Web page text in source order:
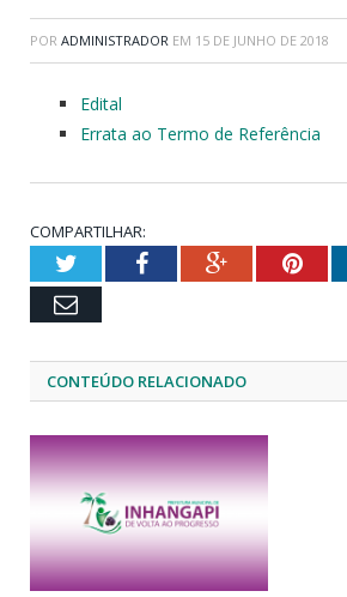
POR ADMINISTRADOR EM 15 DE JUNHO DE 2018
Edital
Errata ao Termo de Referência
COMPARTILHAR:
TwitterFacebookGoogle+
Email
CONTEÚDO RELACIONADO